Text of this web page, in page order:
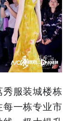
服装城楼栋
一栋专业市